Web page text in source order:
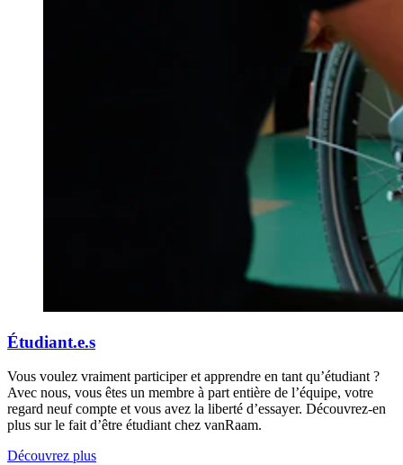
Étudiant.e.s
Vous voulez vraiment participer et apprendre en tant qu’étudiant ?
Avec nous, vous êtes un membre à part entière de l’équipe, votre
regard neuf compte et vous avez la liberté d’essayer. Découvrez-en
plus sur le fait d’être étudiant chez vanRaam.
Découvrez plus